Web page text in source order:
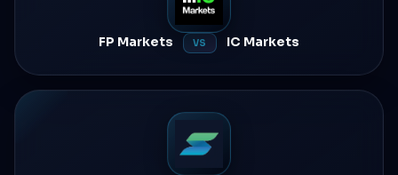
FP Markets VS IC Markets